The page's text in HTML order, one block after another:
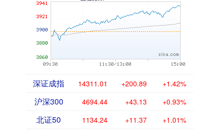
深证成指 14311.01 +200.89 +1.42%
沪深300 4694.44 +43.13 +0.93%
北证50 1134.24 +11.37 +1.01%